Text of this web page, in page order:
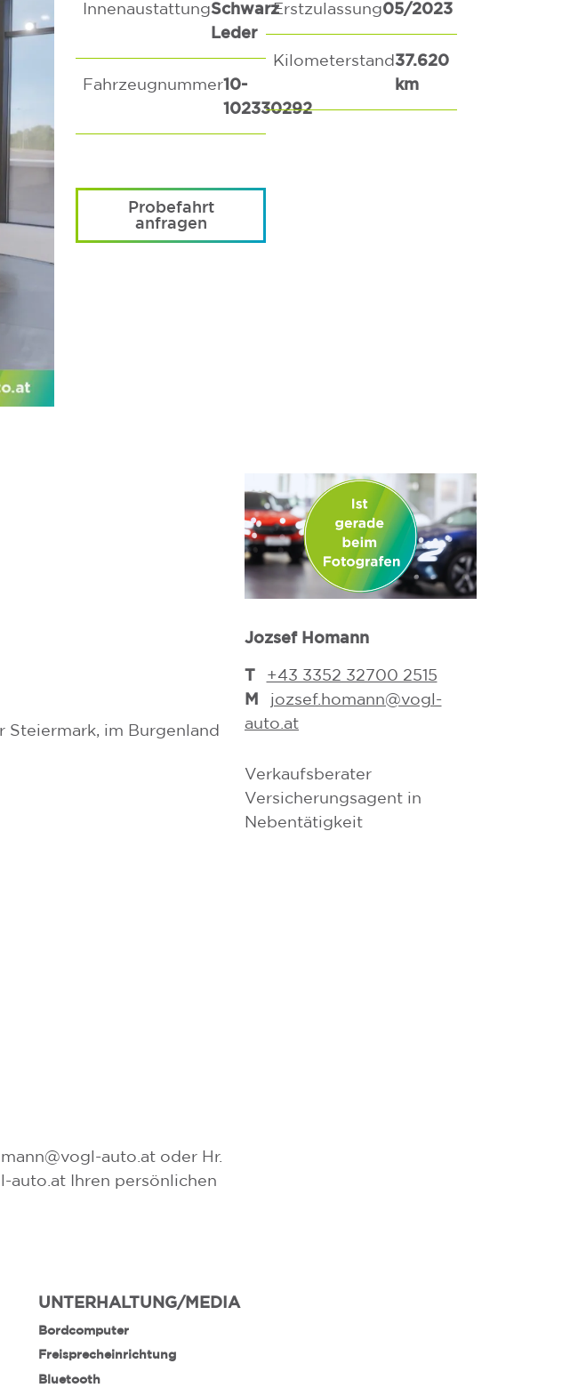
InnenaustattungSchwarz
Leder
Fahrzeugnummer10-
102330292
Erstzulassung05/2023
Kilometerstand37.620
km
Probefahrt
anfragen
Steiermark, im Burgenland
auto.at oder Hr.
auto.at Ihren persönlichen
UNTERHALTUNG/MEDIA
Bordcomputer
Freisprecheinrichtung
Bluetooth
Jozsef Homann
T +43 3352 32700 2515
M
jozsef.homann@vogl-
auto.at
Verkaufsberater
Versicherungsagent in
Nebentätigkeit